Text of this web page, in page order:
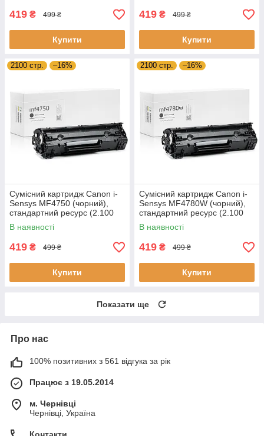
419 ₴ 499 ₴
Купити
419 ₴ 499 ₴
Купити
2100 стр. –16%
Сумісний картридж Canon i-
Sensys MF4750 (чорний),
стандартний ресурс (2.100
стор.) аналог від Gravitone
В наявності
419 ₴ 499 ₴
Купити
2100 стр. –16%
Сумісний картридж Canon i-
Sensys MF4780W (чорний),
стандартний ресурс (2.100
стор.) аналог від Gravitone
В наявності
419 ₴ 499 ₴
Купити
Показати ще
Про нас
100% позитивних з 561 відгука за рік
Працює з 19.05.2014
м. Чернівці
Чернівці, Україна